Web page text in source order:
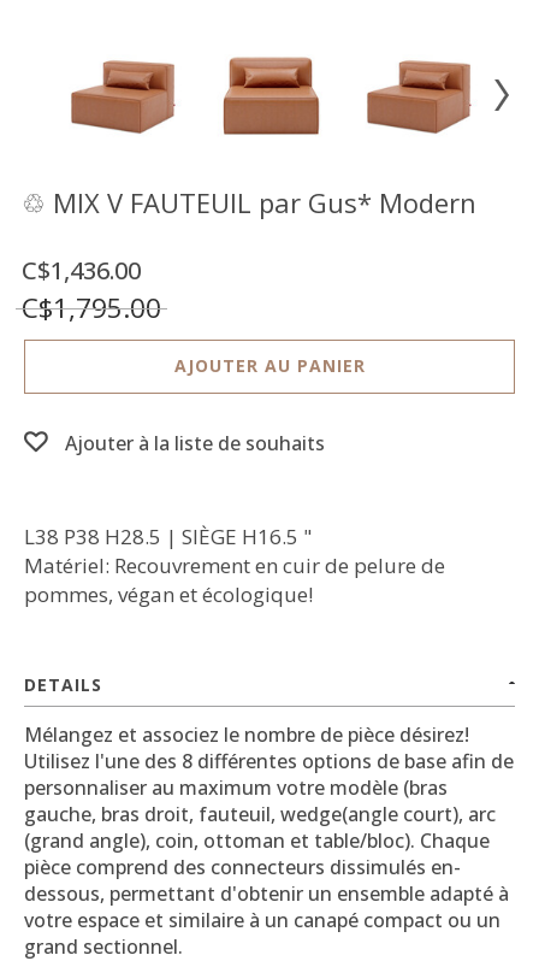
LISTE
SOUHAITS
US
♲ MIX V FAUTEUIL par Gus* Modern
C$1,436.00
C$1,795.00
AJOUTER AU PANIER
Ajouter à la liste de souhaits
L38 P38 H28.5 | SIÈGE H16.5 "
Matériel: Recouvrement en cuir de pelure de
pommes, végan et écologique!
DETAILS
Mélangez et associez le nombre de pièce désirez!
Utilisez l'une des 8 différentes options de base afin de
personnaliser au maximum votre modèle (bras
gauche, bras droit, fauteuil, wedge(angle court), arc
(grand angle), coin, ottoman et table/bloc). Chaque
pièce comprend des connecteurs dissimulés en-
dessous, permettant d'obtenir un ensemble adapté à
votre espace et similaire à un canapé compact ou un
grand sectionnel.